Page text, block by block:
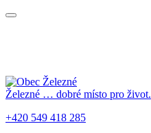
Železné … dobré místo pro život.
+420 549 418 285